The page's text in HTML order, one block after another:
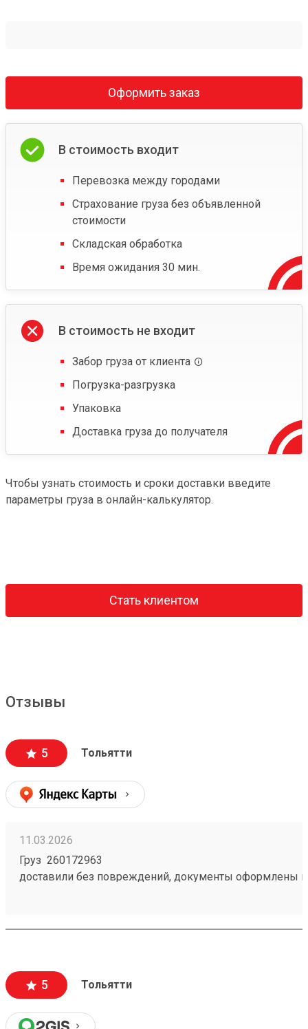
Оформить заказ
В стоимость входит
Перевозка между городами
Страхование груза без объявленной
стоимости
Складская обработка
Время ожидания 30 мин.
В стоимость не входит
Забор груза от клиента
Погрузка-разгрузка
Упаковка
Доставка груза до получателя
Чтобы узнать стоимость и сроки доставки введите
параметры груза в онлайн-калькулятор.
Стать клиентом
Отзывы
5 Тольятти
11.03.2026
Груз 260172963
доставили без повреждений, документы оформлены
5 Тольятти